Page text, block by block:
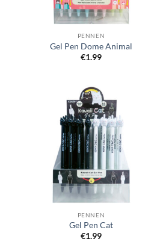
PENNEN
Gel Pen Dome Animal
€1.99
PENNEN
Gel Pen Cat
€1.99